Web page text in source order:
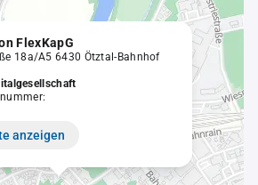
FlexKapG
18a/A5 6430 Ötztal-Bahnhof
anzeigen